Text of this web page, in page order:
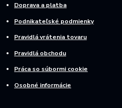
Doprava a platba
Podnikateľské podmienky
Pravidlá vrátenia tovaru
Pravidlá obchodu
Práca so súbormi cookie
Osobné informácie